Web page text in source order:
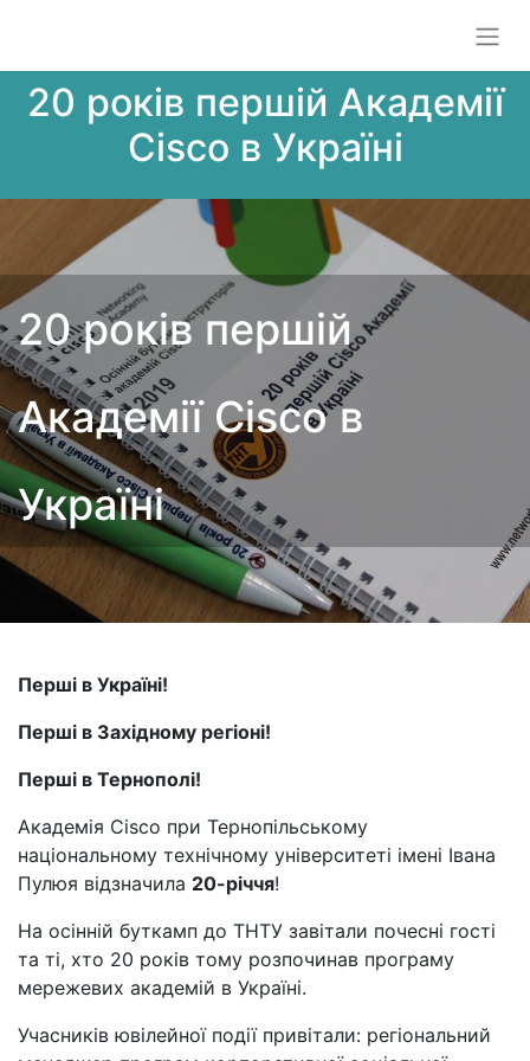
20 років першій Академії
Cisco в Україні
20 років першій
Академії Cisco в
Україні
Перші в Україні!
Перші в Західному регіоні!
Перші в Тернополі!
Академія Cisco при Тернопільському
національному технічному університеті імені Івана
Пулюя відзначила 20-річчя!
На осінній буткамп до ТНТУ завітали почесні гості
та ті, хто 20 років тому розпочинав програму
мережевих академій в Україні.
Учасників ювілейної події привітали: регіональний